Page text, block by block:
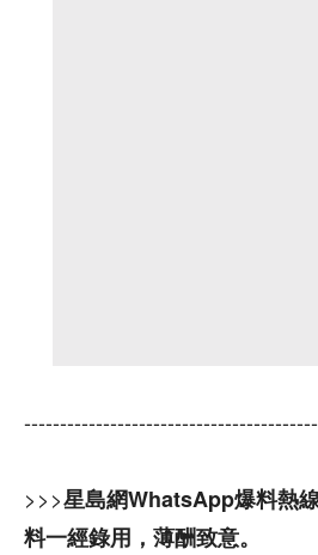
>>>星島網WhatsApp爆料熱
料一經錄用，薄酬致意。